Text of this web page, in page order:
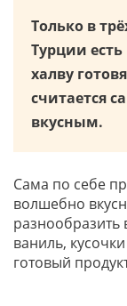
Только в
Турции есть
халву
считается
вкусным.
Сама по себе
волшебно
разнообразить
ваниль,
готовый